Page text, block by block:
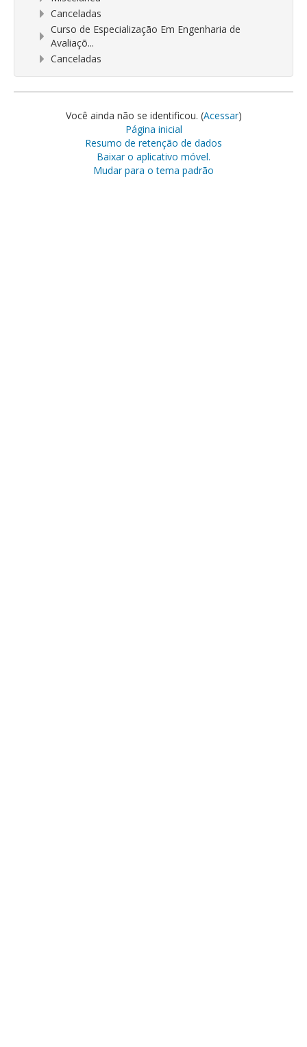
Canceladas
Curso de Especialização Em Engenharia de
Avaliaçõ...
Canceladas
Você ainda não se identificou. (Acessar)
Página inicial
Resumo de retenção de dados
Baixar o aplicativo móvel.
Mudar para o tema padrão